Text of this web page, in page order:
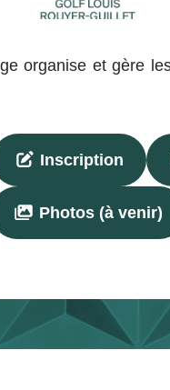
organise et gère
Inscription
Photos (à venir)